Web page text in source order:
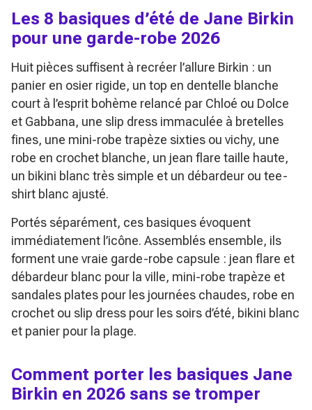
Les 8 basiques d’été de Jane Birkin
pour une garde-robe 2026
Huit pièces suffisent à recréer l’allure Birkin : un
panier en osier rigide, un top en dentelle blanche
court à l’esprit bohème relancé par Chloé ou Dolce
et Gabbana, une slip dress immaculée à bretelles
fines, une mini-robe trapèze sixties ou vichy, une
robe en crochet blanche, un jean flare taille haute,
un bikini blanc très simple et un débardeur ou tee-
shirt blanc ajusté.
Portés séparément, ces basiques évoquent
immédiatement l’icône. Assemblés ensemble, ils
forment une vraie garde-robe capsule : jean flare et
débardeur blanc pour la ville, mini-robe trapèze et
sandales plates pour les journées chaudes, robe en
crochet ou slip dress pour les soirs d’été, bikini blanc
et panier pour la plage.
Comment porter les basiques Jane
Birkin en 2026 sans se tromper